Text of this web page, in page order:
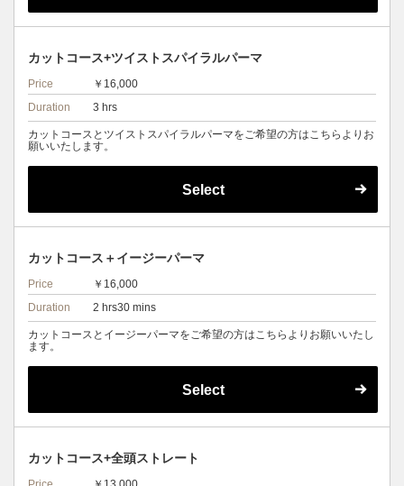
カットコース+ツイストスパイラルパーマ
Price
￥16,000
Duration
3 hrs
カットコースとツイストスパイラルパーマをご希望の方はこちらよりお
願いいたします。
Select
カットコース＋イージーパーマ
Price
￥16,000
Duration
2 hrs30 mins
カットコースとイージーパーマをご希望の方はこちらよりお願いいたし
ます。
Select
カットコース+全頭ストレート